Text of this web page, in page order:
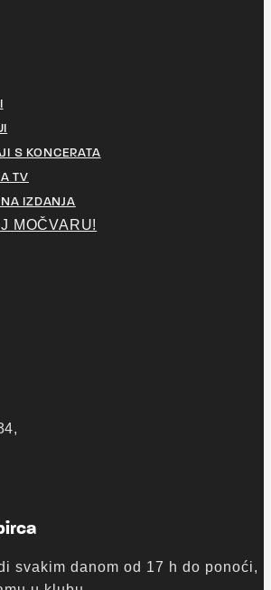
S KONCERATA
TV
IZDANJA
MOČVARU!
svakim danom od 17 h do ponoći,